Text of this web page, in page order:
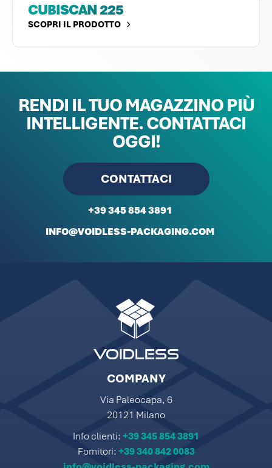
CUBISCAN 225
SCOPRI IL PRODOTTO
RENDI IL TUO MAGAZZINO PIÙ
INTELLIGENTE.CONTATTACI
OGGI!
CONTATTACI
+39 345 854 3891
INFO@VOIDLESS-PACKAGING.COM
COMPANY
Via Paleocapa, 6
20121 Milano
Info clienti:+39 345 854 3891
Fornitori:+39 340 842 0083